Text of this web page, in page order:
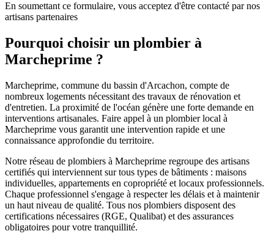
En soumettant ce formulaire, vous acceptez d'être contacté par nos
artisans partenaires
Pourquoi choisir un plombier à
Marcheprime ?
Marcheprime, commune du bassin d'Arcachon, compte de
nombreux logements nécessitant des travaux de rénovation et
d'entretien. La proximité de l'océan génère une forte demande en
interventions artisanales. Faire appel à un plombierlocal à
Marcheprime vous garantit une intervention rapide et une
connaissance approfondie du territoire.
Notre réseau de plombiers à Marcheprime regroupe des artisans
certifiés qui interviennent sur tous types de bâtiments : maisons
individuelles, appartements en copropriété et locaux professionnels.
Chaque professionnel s'engage à respecter les délais et à maintenir
un haut niveau de qualité. Tous nos plombiers disposent des
certifications nécessaires (RGE, Qualibat) et des assurances
obligatoires pour votre tranquillité.